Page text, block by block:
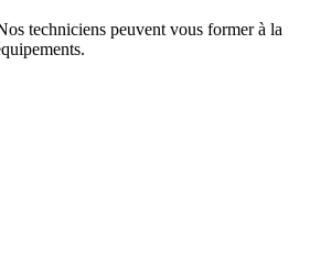
techniciens peuvent vous former à la